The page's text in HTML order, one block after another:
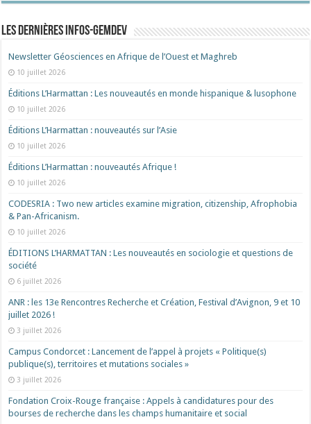
Les dernières Infos-Gemdev
Newsletter Géosciences en Afrique de l’Ouest et Maghreb
10 juillet 2026
Éditions L’Harmattan : Les nouveautés en monde hispanique & lusophone
10 juillet 2026
Éditions L’Harmattan : nouveautés sur l’Asie
10 juillet 2026
Éditions L’Harmattan : nouveautés Afrique !​
10 juillet 2026
CODESRIA : Two new articles examine migration, citizenship, Afrophobia
& Pan-Africanism.
10 juillet 2026
ÉDITIONS L’HARMATTAN : Les nouveautés en sociologie et questions de
société
6 juillet 2026
ANR : les 13e Rencontres Recherche et Création, Festival d’Avignon, 9 et 10
juillet 2026 !
3 juillet 2026
Campus Condorcet : Lancement de l’appel à projets « Politique(s)
publique(s), territoires et mutations sociales »
3 juillet 2026
Fondation Croix-Rouge française : Appels à candidatures pour des
bourses de recherche dans les champs humanitaire et social